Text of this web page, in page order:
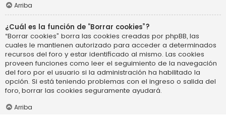
Arriba
¿Cuál es la función de “Borrar cookies”?
“Borrar cookies” borra las cookies creadas por phpBB, las
cuales le mantienen autorizado para acceder a determinados
recursos del foro y estar identificado al mismo. Las cookies
proveen funciones como leer el seguimiento de la navegación
del foro por el usuario si la administración ha habilitado la
opción. Si está teniendo problemas con el ingreso o salida del
foro, borrar las cookies seguramente ayudará.
Arriba